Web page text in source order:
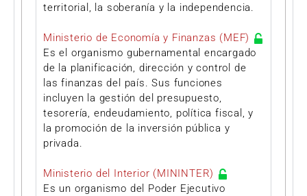
territorial, la soberanía y la independencia.
Ministerio de Economía y Finanzas (MEF)
Es el organismo gubernamental encargado
de la planificación, dirección y control de
las finanzas del país. Sus funciones
incluyen la gestión del presupuesto,
tesorería, endeudamiento, política fiscal, y
la promoción de la inversión pública y
privada.
Ministerio del Interior (MININTER)
Es un organismo del Poder Ejecutivo